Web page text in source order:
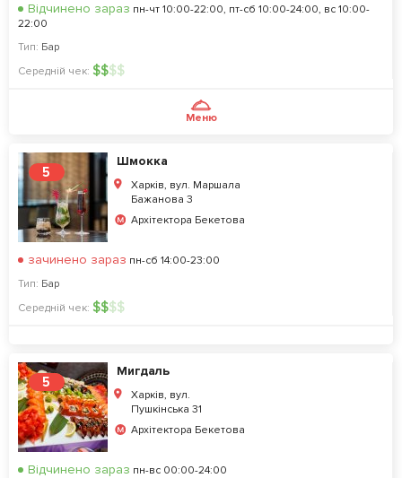
Відчинено зараз пн-чт 10:00-22:00, пт-сб 10:00-24:00, вс 10:00-
22:00
Тип: Бар
Середній чек: $$$$
Меню
5
Шмокка
Харків, вул. Маршала
Бажанова 3
Архітектора Бекетова
зачинено зараз пн-сб 14:00-23:00
Тип: Бар
Середній чек: $$$$
5
Мигдаль
Харків, вул.
Пушкінська 31
Архітектора Бекетова
Відчинено зараз пн-вс 00:00-24:00